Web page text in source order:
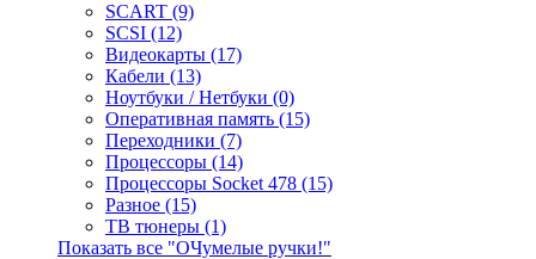
SCART (9)
SCSI (12)
Видеокарты (17)
Кабели (13)
Ноутбуки / Нетбуки (0)
Оперативная память (15)
Переходники (7)
Процессоры (14)
Процессоры Socket 478 (15)
Разное (15)
ТВ тюнеры (1)
Показать все "ОЧумелые ручки!"